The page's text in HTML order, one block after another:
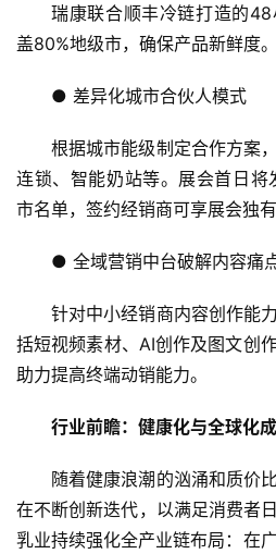
财
专
·
新
登录
瑞康联合顺丰冷链打造的
盖80%地级市，确保产品新鲜度。
● 差异化城市合伙人模式
根据城市能级制定合作方案
连锁、智能奶站等。展会首日
市名单，签约经销商可享展会独有
● 全域营销中台破解内容痛
针对中小经销商内容创作能
括短视频素材、AI创作及图文创
助力提高终端动销能力。
行业前瞻：健康化与全球化
随着健康浪潮的汹涌和质价
在不断创新迭代，以满足消费者
乳业持续强化全产业链布局：在